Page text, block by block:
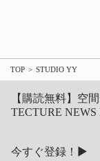
TOP STUDIO YY
【購読無料】空
TECTURE NEWS
今すぐ登録！▶